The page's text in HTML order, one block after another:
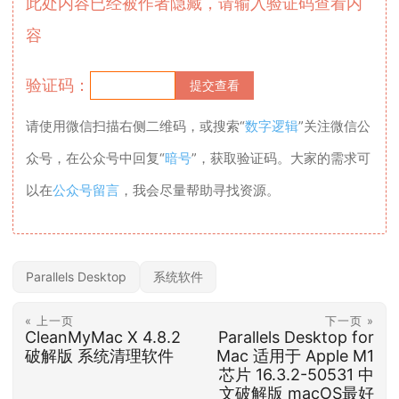
容
验证码：
请使用微信扫描右侧二维码，或搜索“数字逻辑”关注微信公
众号，在公众号中回复“暗号”，获取验证码。大家的需求可
以在公众号留言 ，我会尽量帮助寻找资源。
Parallels Desktop 系统软件
« 上一页
CleanMyMac X 4.8.2
破解版 系统清理软件
下一页 »
Parallels Desktop for
Mac 适用于 Apple M1
芯片 16.3.2-50531 中
文破解版 macOS最好